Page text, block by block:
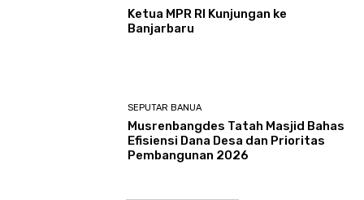
Ketua MPR RI Kunjungan ke
Banjarbaru
SEPUTAR BANUA
Musrenbangdes Tatah Masjid Bahas
Efisiensi Dana Desa dan Prioritas
Pembangunan 2026